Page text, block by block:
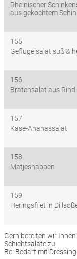
Rheinischer
aus gekochtem
155
Geflügelsalat süß &
156
Bratensalat aus
157
Käse-Ananassalat
158
Matjeshappen
159
Heringsfilet in
Gern bereiten wir
Schichtsalate zu.
Bei Bedarf mit Dressing.